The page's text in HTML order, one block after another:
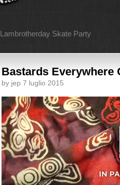
Lambrotherday Skate Party
Bastards Everywhere
by jep 7 luglio 2015